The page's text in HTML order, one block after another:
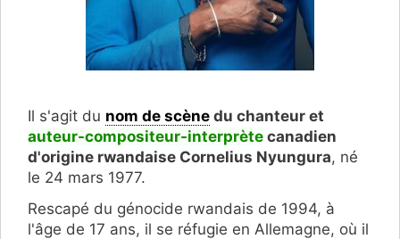
Il s'agit du nom de scène du chanteur et
auteur-compositeur-interprète canadien
d'origine rwandaise Cornelius Nyungura, né
le 24 mars 1977.
Rescapé du génocide rwandais de 1994, à
l'âge de 17 ans, il se réfugie en Allemagne, où il